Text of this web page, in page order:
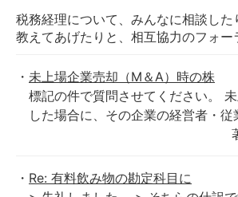
税務経理について、みんなに相談した
教えてあげたりと、相互協力のフォー
未上場企業売却（M＆A）時の株
標記の件で質問させてください。
した場合に、その企業の経営者・従
Re: 有料飲み物の勘定科目に